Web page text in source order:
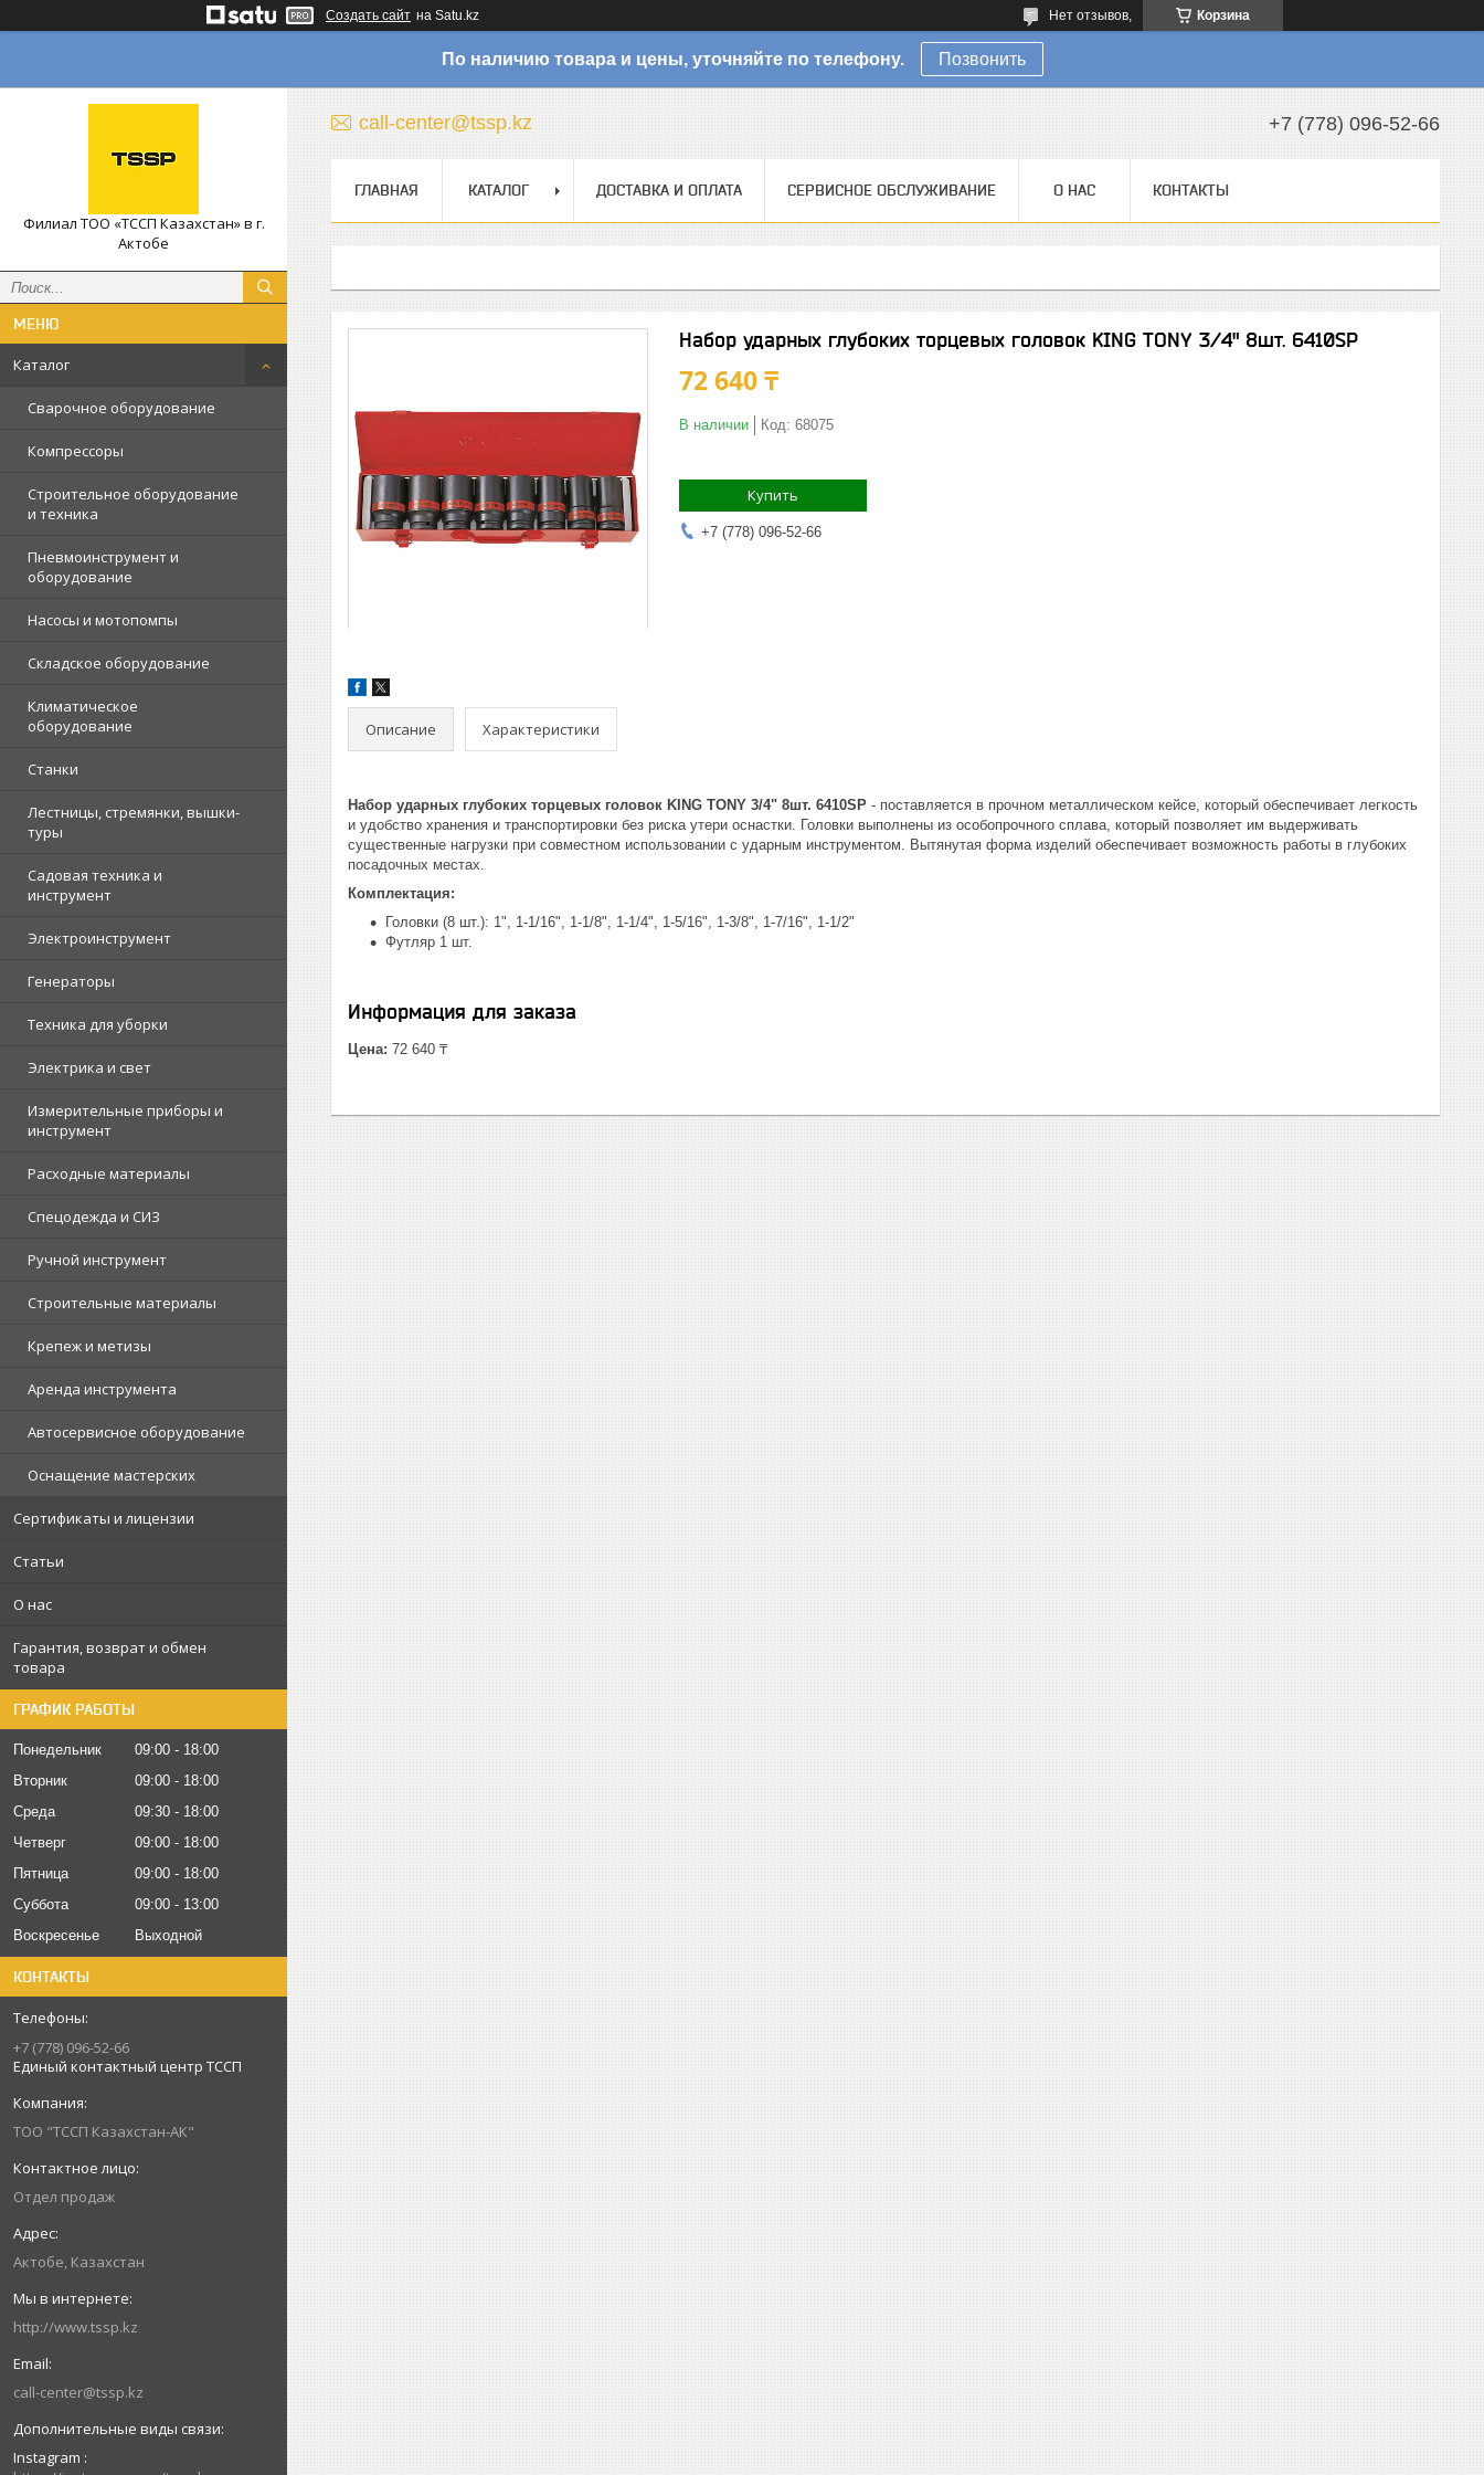
Создать сайт на Satu.kz Корзина
Нет отзывов,
По наличию товара и цены, уточняйте по телефону. Позвонить
Филиал ТОО «ТССП Казахстан» в г.
Актобе
Каталог
Сварочное оборудование
Компрессоры
Строительное оборудование
и техника
Пневмоинструмент и
оборудование
Насосы и мотопомпы
Складское оборудование
Климатическое
оборудование
Станки
Лестницы, стремянки, вышки-
туры
Садовая техника и
инструмент
Электроинструмент
Генераторы
Техника для уборки
Электрика и свет
Измерительные приборы и
инструмент
Расходные материалы
Спецодежда и СИЗ
Ручной инструмент
Строительные материалы
Крепеж и метизы
Аренда инструмента
Автосервисное оборудование
Оснащение мастерских
Сертификаты и лицензии
Статьи
О нас
Гарантия, возврат и обмен
товара
ГРАФИК РАБОТЫ
Понедельник 09:00
18:00
Вторник
09:00
18:00
Среда
09:30
18:00
Четверг
09:00
18:00
Пятница
09:00
18:00
Суббота
09:00
13:00
Воскресенье
Выходной
КОНТАКТЫ
+7 (778) 096-52-66
Единый контактный центр ТССП
ТОО "ТССП Казахстан-АК"
Отдел продаж
Актобе, Казахстан
http://www.tssp.kz
call-center@tssp.kz
Instagram
call-center@tssp.kz +7 (778) 096-52-66
ГЛАВНАЯ КАТАЛОГ ДОСТАВКА И ОПЛАТА СЕРВИСНОЕ ОБСЛУЖИВАНИЕ О НАС КОНТАКТЫ
Набор ударных глубоких торцевых головок KING TONY 3/4" 8шт. 6410SP
72 640 ₸
В наличии Код: 68075
Купить
+7 (778) 096-52-66
Описание Характеристики
Набор ударных глубоких торцевых головок KING TONY 3/4" 8шт. 6410SP - поставляется в прочном металлическом кейсе, который обеспечивает легкость
и удобство хранения и транспортировки без риска утери оснастки. Головки выполнены из особопрочного сплава, который позволяет им выдерживать
существенные нагрузки при совместном использовании с ударным инструментом. Вытянутая форма изделий обеспечивает возможность работы в глубоких
посадочных местах.
Комплектация:
Головки (8 шт.): 1", 1-1/16", 1-1/8", 1-1/4", 1-5/16", 1-3/8", 1-7/16", 1-1/2"
Футляр 1 шт.
Информация для заказа
Цена: 72 640 ₸